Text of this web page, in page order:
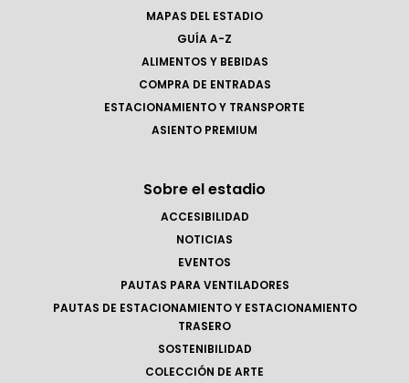
MAPAS DEL ESTADIO
GUÍA A-Z
ALIMENTOS Y BEBIDAS
COMPRA DE ENTRADAS
ESTACIONAMIENTO Y TRANSPORTE
ASIENTO PREMIUM
Sobre el estadio
ACCESIBILIDAD
NOTICIAS
EVENTOS
PAUTAS PARA VENTILADORES
PAUTAS DE ESTACIONAMIENTO Y ESTACIONAMIENTO
TRASERO
SOSTENIBILIDAD
COLECCIÓN DE ARTE